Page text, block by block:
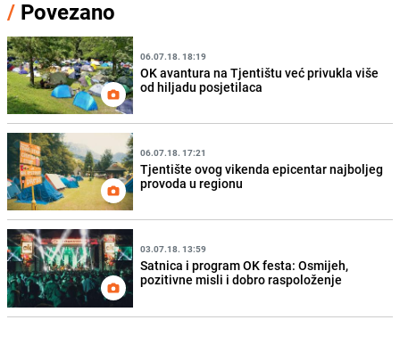
/ Povezano
06.07.18. 18:19
OK avantura na Tjentištu već privukla više
od hiljadu posjetilaca
06.07.18. 17:21
Tjentište ovog vikenda epicentar najboljeg
provoda u regionu
03.07.18. 13:59
Satnica i program OK festa: Osmijeh,
pozitivne misli i dobro raspoloženje